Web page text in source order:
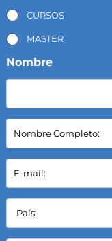
CURSOS
MASTER
Nombre
N
m
b
e
C
m
E
m
a
l
P
í